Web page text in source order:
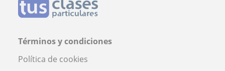
Términos y condiciones
Política de cookies